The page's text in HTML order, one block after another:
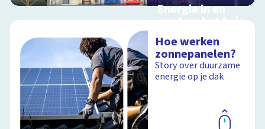
Energie in en
rondom het huis
schoolplaat in en
rondom het huis
Hoe werken
zonnepanelen?
Story over duurzame
energie op je dak